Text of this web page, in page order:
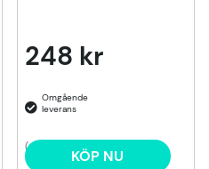
248 kr
(4) KÖP NU